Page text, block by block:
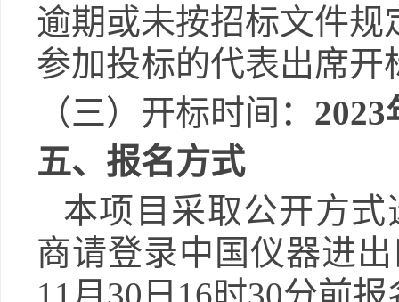
逾期或未按招标文件
参加投标的代表出席开
（三）开标时间： 2023
五、报名方式
本项目采取公开方
商请登录中国仪器进